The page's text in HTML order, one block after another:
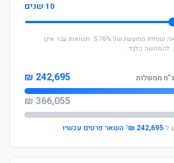
10 שנים
* החישוב מבוסס על תשואה שנתית ממוצעת של 5.76%. תשואות עבר אינן
להמחשה בלבד.
ממשלות 242,695 ₪
366,055 ₪
ל-242,695 ₪
?השאר פרטים עכשיו